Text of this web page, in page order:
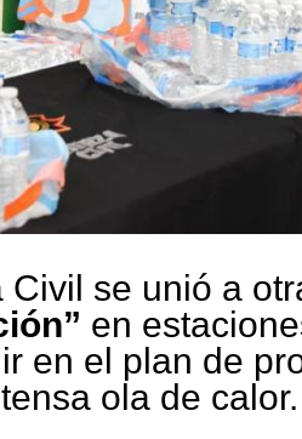
se unió a
en
en el plan de
ola de calor.